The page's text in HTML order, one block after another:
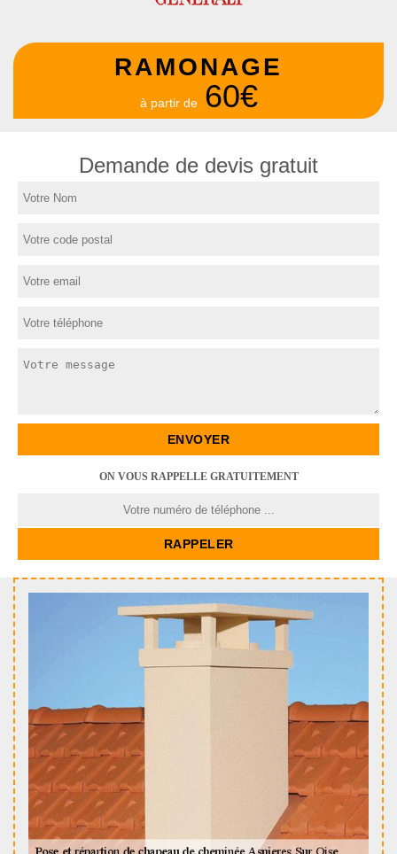
RAMONAGE
à partir de 60€
Demande de devis gratuit
ON VOUS RAPPELLE GRATUITEMENT